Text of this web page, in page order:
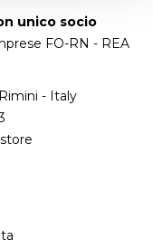
unico socio
FO-RN - REA
- Italy